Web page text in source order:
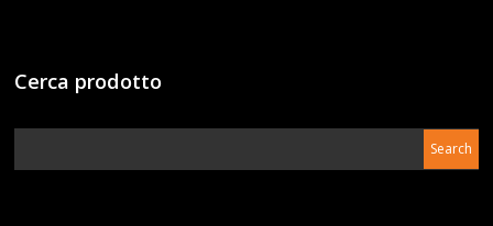
Cerca prodotto